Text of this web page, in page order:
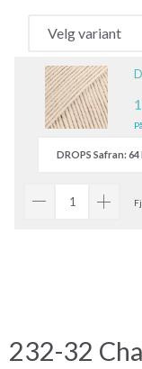
232-32